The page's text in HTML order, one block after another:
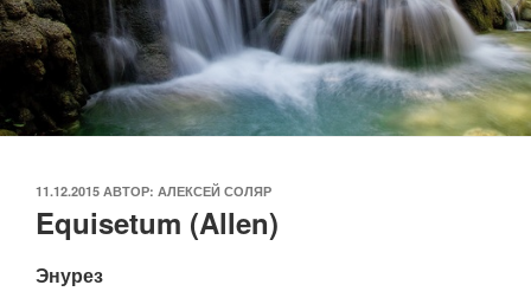
ОПУБЛИКОВАНО
11.12.2015 АВТОР: АЛЕКСЕЙ СОЛЯР
Equisetum (Allen)
Энурез